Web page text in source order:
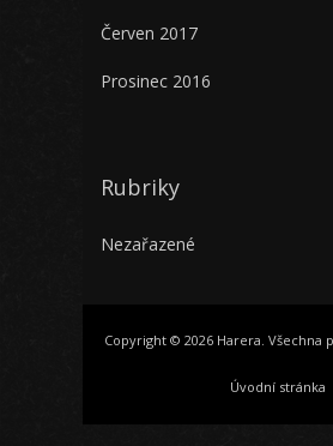
Červen 2017
Prosinec 2016
Rubriky
Nezařazené
Copyright © 2026 Harera. Všechna
Úvodní stránka